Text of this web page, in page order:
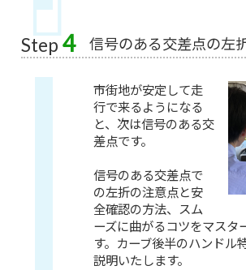
Step 4 信号のある交差点の左
市街地が安定して走
行で来るようになる
と、次は信号のある交
差点です。
信号のある交差点で
の左折の注意点と安
全確認の方法、スム
ーズに曲がるコツをマスタ
す。カーブ後半のハンドル
説明いたします。